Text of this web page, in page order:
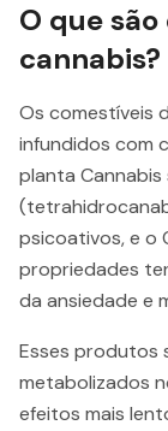
O que
cannabis?
Os comestíveis
infundidos com
planta Cannabis
psicoativos, e o
propriedades
da ansiedade e
Esses produtos
metabolizados
efeitos mais